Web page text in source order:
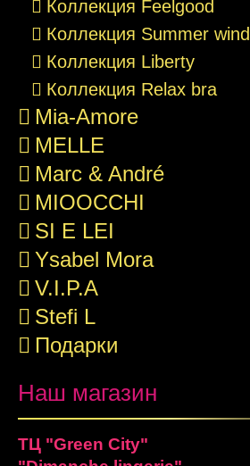
Коллекция Feelgood
Коллекция Summer wind
Коллекция Liberty
Коллекция Relax bra
Mia-Amore
MELLE
Marc & André
MIOOCCHI
SI E LEI
Ysabel Mora
V.I.P.A
Stefi L
Подарки
Наш магазин
ТЦ "Green City"